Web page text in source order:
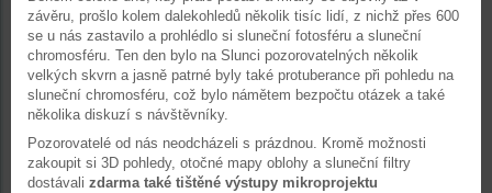
závěru, prošlo kolem dalekohledů několik tisíc lidí, z nichž přes 600
se u nás zastavilo a prohlédlo si sluneční fotosféru a sluneční
chromosféru. Ten den bylo na Slunci pozorovatelných několik
velkých skvrn a jasně patrné byly také protuberance při pohledu na
sluneční chromosféru, což bylo námětem bezpočtu otázek a také
několika diskuzí s návštěvníky.
Pozorovatelé od nás neodcházeli s prázdnou. Kromě možnosti
zakoupit si 3D pohledy, otočné mapy oblohy a sluneční filtry
dostávali zdarma také tištěné výstupy mikroprojektu